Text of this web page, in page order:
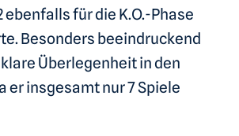
ebenfalls für die K.O.-Phase
Besonders beeindruckend
Überlegenheit in den
er insgesamt nur 7 Spiele